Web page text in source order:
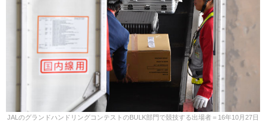
JALのグランドハンドリングコンテストのBULK部門で競技する出場者＝16年10月27日